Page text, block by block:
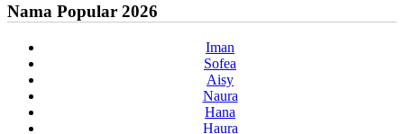
Nama Popular 2026
Iman
Sofea
Aisy
Naura
Hana
Haura